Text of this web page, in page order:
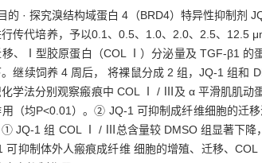
目的 · 探究溴结构域蛋白 4（BRD4）特异性抑制剂
传代培养，予以0.1、0.5、1.0、2.0、2.5、12.5
、Ⅰ型胶原蛋白（COL Ⅰ）分泌量及 TGF-β1 的
继续饲养 4 周后， 将裸鼠分成 2 组，JQ-1 组和
学法分别观察瘢痕中 COL Ⅰ / Ⅲ及 α 平滑肌肌动
用（均P<0.01）。② JQ-1 可抑制成纤维细胞的迁
① JQ-1 组 COL Ⅰ / Ⅲ总含量较 DMSO 组显著下降
可抑制体外人瘢痕成纤维 细胞的增殖、迁移、